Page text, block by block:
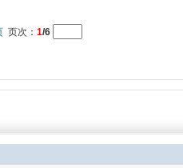
页次： 1/6